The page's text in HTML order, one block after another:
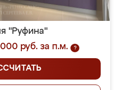
"Руфина"
руб. за п.м.
?